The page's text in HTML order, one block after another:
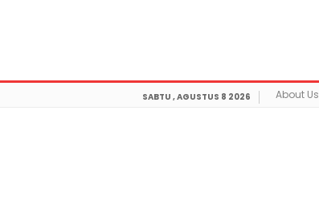
SABTU , AGUSTUS 8 2026 About Us